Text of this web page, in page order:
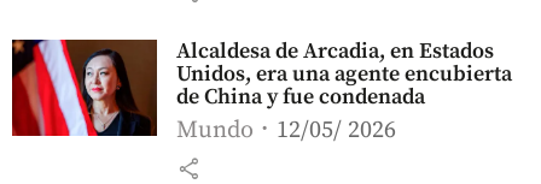
Alcaldesa de Arcadia, en Estados
Unidos, era una agente encubierta
de China y fue condenada
Mundo 12/05/ 2026
share